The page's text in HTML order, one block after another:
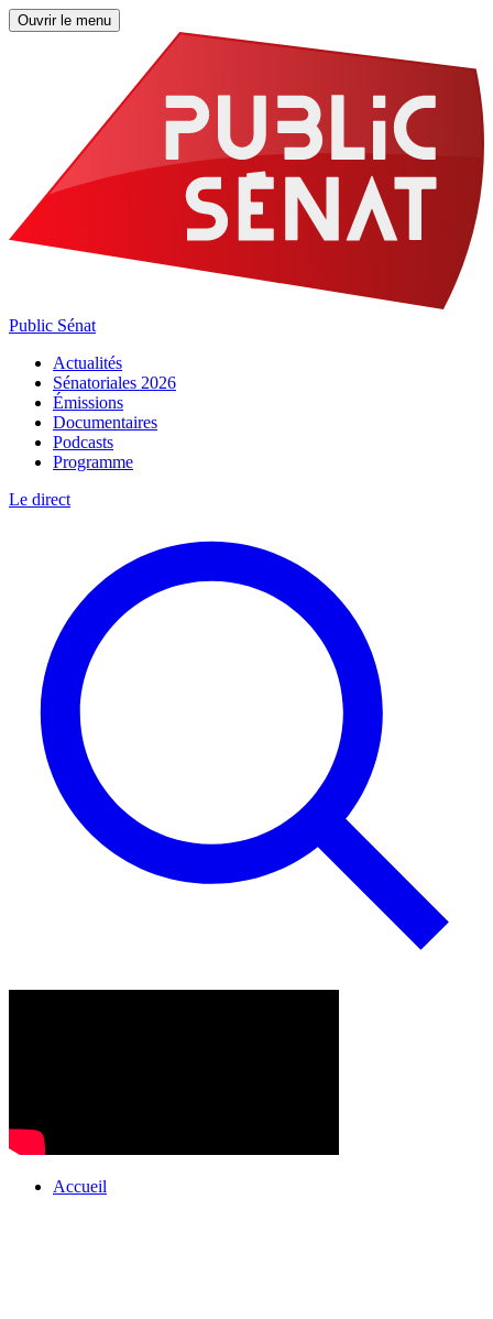
Ouvrir le menu
Public Sénat
Actualités
Sénatoriales 2026
Émissions
Documentaires
Podcasts
Programme
Le direct
Accueil